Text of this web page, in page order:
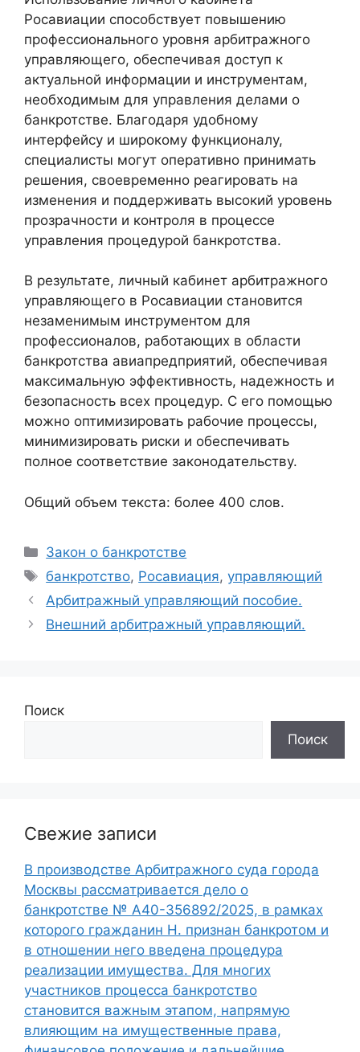
Росавиации способствует повышению
профессионального уровня арбитражного
управляющего, обеспечивая доступ к
актуальной информации и инструментам,
необходимым для управления делами о
банкротстве. Благодаря удобному
интерфейсу и широкому функционалу,
специалисты могут оперативно принимать
решения, своевременно реагировать на
изменения и поддерживать высокий уровень
прозрачности и контроля в процессе
управления процедурой банкротства.
В результате, личный кабинет арбитражного
управляющего в Росавиации становится
незаменимым инструментом для
профессионалов, работающих в области
банкротства авиапредприятий, обеспечивая
максимальную эффективность, надежность и
безопасность всех процедур. С его помощью
можно оптимизировать рабочие процессы,
минимизировать риски и обеспечивать
полное соответствие законодательству.
Общий объем текста: более 400 слов.
Рубрики
Закон о банкротстве
Метки
банкротство, Росавиация,управляющий
Арбитражный управляющий пособие.
Внешний арбитражный управляющий.
Поиск
Поиск
Свежие записи
В производстве Арбитражного суда города
Москвы рассматривается дело о
банкротстве № А40-356892/2025, в рамках
которого гражданин Н. признан банкротом и
в отношении него введена процедура
реализации имущества. Для многих
участников процесса банкротство
становится важным этапом, напрямую
влияющим на имущественные права,